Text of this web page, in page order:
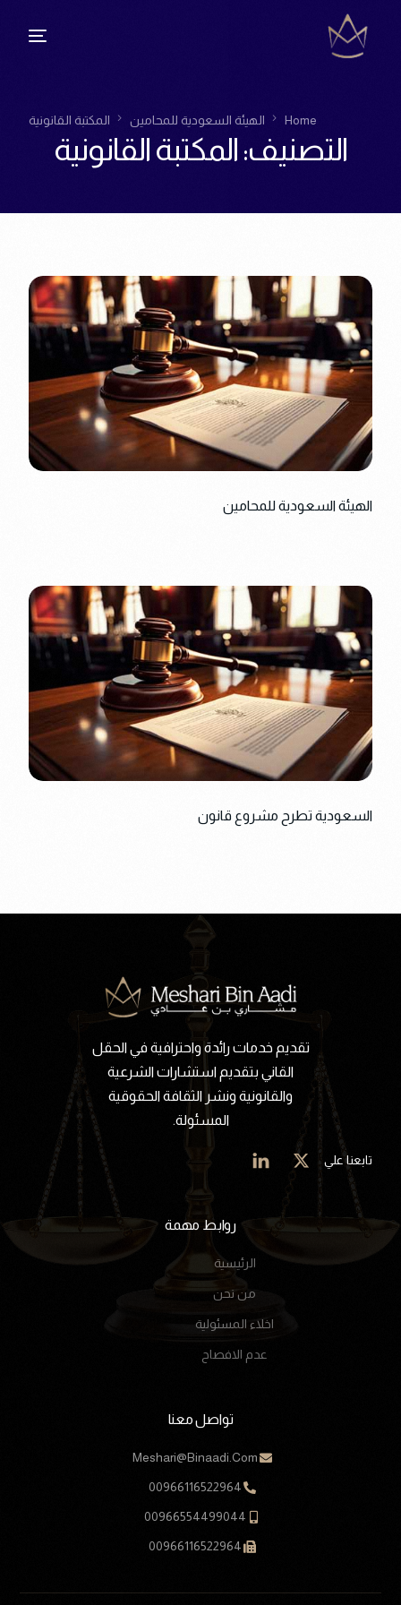
Home الهيئة السعودية للمحامين المكتبة القانونية
التصنيف: المكتبة القانونية
الهيئة السعودية للمحامين
السعودية تطرح مشروع قانون
تقديم خدمات رائدة واحترافية في الحقل
القاني بتقديم استشارات الشرعية
والقانونية ونشر الثقافة الحقوقية
المسئولة.
تابعنا علي
روابط مهمة
الرئيسية
من نحن
اخلاء المسئولية
عدم الافصاح
تواصل معنا
Meshari@Binaadi.Com
00966116522964
00966554499044
00966116522964